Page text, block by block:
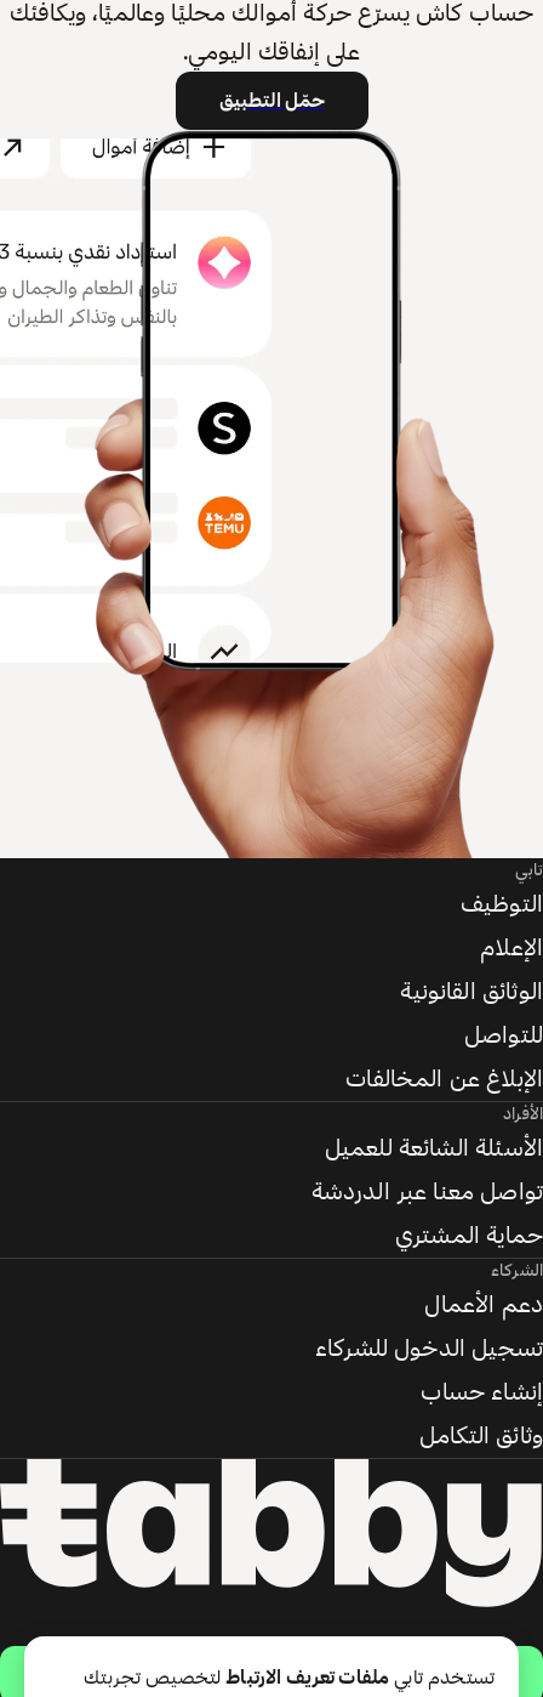
حساب كاش يسرّع حركة أموالك محليًا وعالميًا، ويكافئك
على إنفاقك اليومي.
حمّل التطبيق
حمّل التطبيق
تابي
التوظيف
الإعلام
الوثائق القانونية
للتواصل
الإبلاغ عن المخالفات
الأفراد
الأسئلة الشائعة للعميل
تواصل معنا عبر الدردشة
حماية المشتري
الشركاء
دعم الأعمال
تسجيل الدخول للشركاء
إنشاء حساب
وثائق التكامل
تستخدم تابي ملفات تعريف الارتباطلتخصيص تجربتك